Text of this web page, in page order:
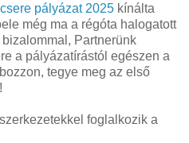
pályázat 2025 kínálta
még ma a régóta halogatott
Partnerünk
a pályázatírástól egészen a
tegye meg az első
foglalkozik a